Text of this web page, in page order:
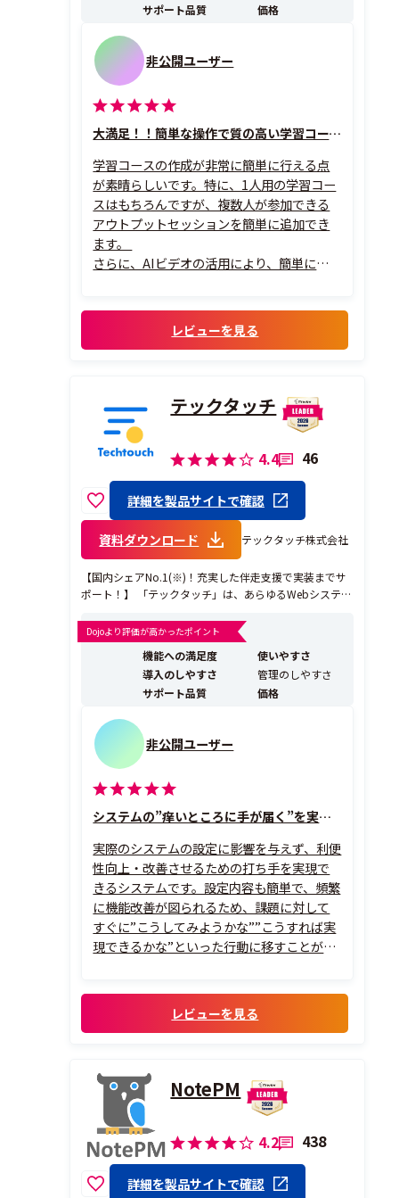
サポート品質
価格
非公開ユーザー
大満足！！簡単な操作で質の高い学習コースがすぐ作成できる！
学習コースの作成が非常に簡単に行える点
が素晴らしいです。特に、1人用の学習コー
スはもちろんですが、複数人が参加できる
アウトプットセッションを簡単に追加でき
ます。
さらに、AIビデオの活用により、簡単にアバ
レビューを見る
テックタッチ
4.4 46
詳細を製品サイトで確認
資料ダウンロード テックタッチ株式会社
【国内シェアNo.1(※)！充実した伴走支援で実装までサ
ポート！】 「テックタッチ」は、あらゆるWebシステム
ーがスムーズにシステム操作できるようにするサービス
です。これにより、ユーザーからの問い合わせ数の削
Dojoより評価が高かったポイント
機能への満足度
使いやすさ
導入のしやすさ
管理のしやすさ
サポート品質
価格
非公開ユーザー
システムの”痒いところに手が届く”を実現する仕組み
実際のシステムの設定に影響を与えず、利便
性向上・改善させるための打ち手を実現で
きるシステムです。設定内容も簡単で、頻繁
に機能改善が図られるため、課題に対して
すぐに”こうしてみようかな””こうすれば実
現できるかな”といった行動に移すことがで
レビューを見る
NotePM
4.2 438
詳細を製品サイトで確認